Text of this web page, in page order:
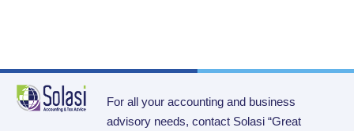
For all your accounting and business
advisory needs, contact Solasi “Great